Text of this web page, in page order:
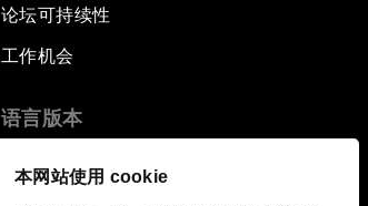
本网站使用 cookie
论坛可持续性
工作机会
语言版本